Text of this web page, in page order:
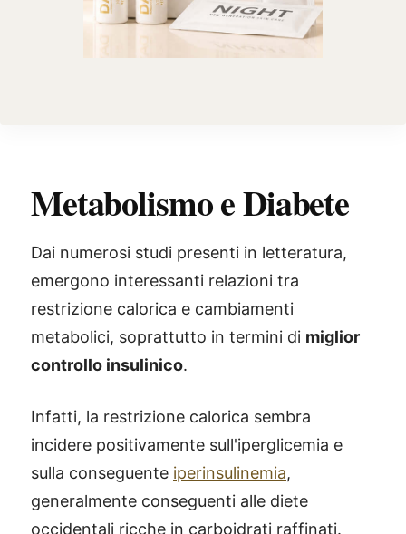
Metabolismo e Diabete
Dai numerosi studi presenti in letteratura,
emergono interessanti relazioni tra
restrizione calorica e cambiamenti
metabolici, soprattutto in termini di miglior
controllo insulinico.
Infatti, la restrizione calorica sembra
incidere positivamente sull'iperglicemia e
sulla conseguente iperinsulinemia,
generalmente conseguenti alle diete
occidentali ricche in carboidrati raffinati.